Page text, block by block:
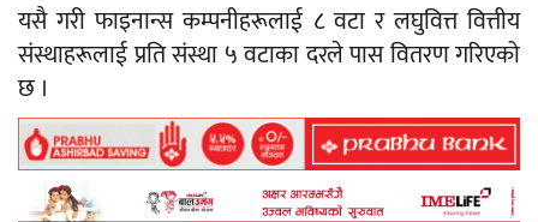
यसै गरी फाइनान्स कम्पनीहरूलाई ८ वटा र लघुवित्त वित्तीय
संस्थाहरूलाई प्रति संस्था ५ वटाका दरले पास वितरण गरिएको
छ ।